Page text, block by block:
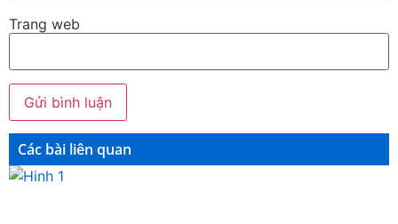
Trang web
Các bài liên quan